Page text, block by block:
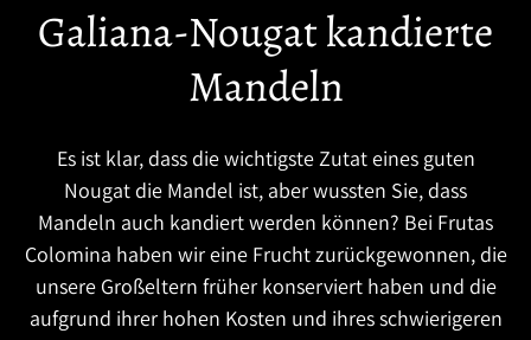
Galiana-Nougat kandierte
Mandeln
Es ist klar, dass die wichtigste Zutat eines guten
Nougat die Mandel ist, aber wussten Sie, dass
Mandeln auch kandiert werden können? Bei Frutas
Colomina haben wir eine Frucht zurückgewonnen, die
unsere Großeltern früher konserviert haben und die
aufgrund ihrer hohen Kosten und ihres schwierigeren